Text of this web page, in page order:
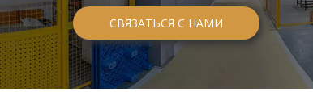
СВЯЗАТЬСЯ С НАМИ